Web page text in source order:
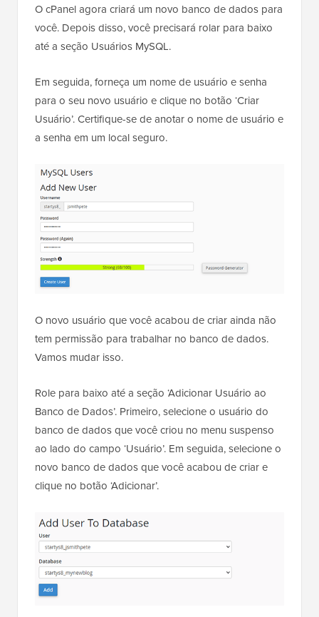
O cPanel agora criará um novo banco de dados para
você. Depois disso, você precisará rolar para baixo
até a seção Usuários MySQL.
Em seguida, forneça um nome de usuário e senha
para o seu novo usuário e clique no botão ‘Criar
Usuário’. Certifique-se de anotar o nome de usuário e
a senha em um local seguro.
O novo usuário que você acabou de criar ainda não
tem permissão para trabalhar no banco de dados.
Vamos mudar isso.
Role para baixo até a seção ‘Adicionar Usuário ao
Banco de Dados’. Primeiro, selecione o usuário do
banco de dados que você criou no menu suspenso
ao lado do campo ‘Usuário’. Em seguida, selecione o
novo banco de dados que você acabou de criar e
clique no botão ‘Adicionar’.